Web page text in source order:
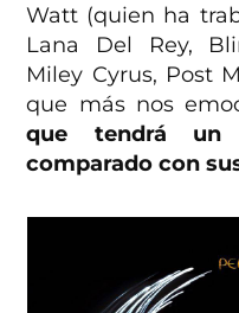
Watt (quien ha
Lana Del Rey,
Miley Cyrus, Post
que más nos
que tendrá un
comparado con